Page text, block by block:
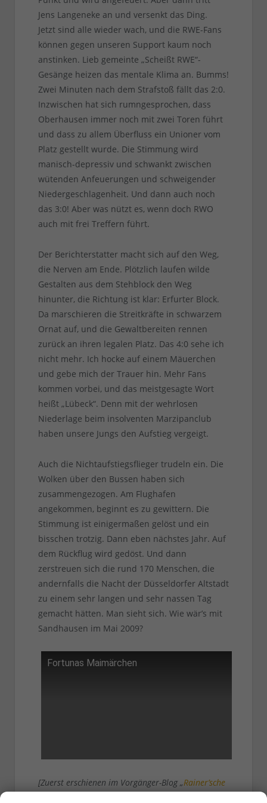
Jens Langeneke an und versenkt das Ding.
Jetzt sind alle wieder wach, und die RWE-Fans
können gegen unseren Support kaum noch
anstinken. Lieb gemeinte „Scheißt RWE“-
Gesänge heizen das mentale Klima an. Bumms!
Zwei Minuten nach dem Strafstoß fällt das 2:0.
Inzwischen hat sich rumngesprochen, dass
Oberhausen immer noch mit zwei Toren führt
und dass zu allem Überfluss ein Unioner vom
Platz gestellt wurde. Die Stimmung wird
manisch-depressiv und schwankt zwischen
wütenden Anfeuerungen und schweigender
Niedergeschlagenheit. Und dann auch noch
das 3:0! Aber was nützt es, wenn doch RWO
auch mit frei Treffern führt.
Der Berichterstatter macht sich auf den Weg,
die Nerven am Ende. Plötzlich laufen wilde
Gestalten aus dem Stehblock den Weg
hinunter, die Richtung ist klar: Erfurter Block.
Da marschieren die Streitkräfte in schwarzem
Ornat auf, und die Gewaltbereiten rennen
zurück an ihren legalen Platz. Das 4:0 sehe ich
nicht mehr. Ich hocke auf einem Mäuerchen
und gebe mich der Trauer hin. Mehr Fans
kommen vorbei, und das meistgesagte Wort
heißt „Lübeck“. Denn mit der wehrlosen
Niederlage beim insolventen Marzipanclub
haben unsere Jungs den Aufstieg vergeigt.
Auch die Nichtaufstiegsflieger trudeln ein. Die
Wolken über den Bussen haben sich
zusammengezogen. Am Flughafen
angekommen, beginnt es zu gewittern. Die
Stimmung ist einigermaßen gelöst und ein
bisschen trotzig. Dann eben nächstes Jahr. Auf
dem Rückflug wird gedöst. Und dann
zerstreuen sich die rund 170 Menschen, die
andernfalls die Nacht der Düsseldorfer Altstadt
zu einem sehr langen und sehr nassen Tag
gemacht hätten. Man sieht sich. Wie wär’s mit
Sandhausen im Mai 2009?
Fortunas Maimärchen
[Zuerst erschienen im Vorgänger-Blog „Rainer’sche